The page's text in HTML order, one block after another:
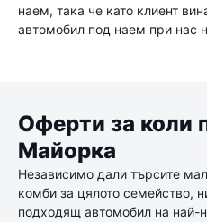
наем, така че като клиент
автомобил под наем при нас
Оферти за коли
Майорка
Независимо дали търсите
комби за цялото семейство,
подходящ автомобил на най-